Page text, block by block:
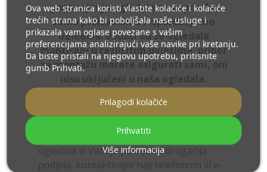
postavljanja ogledala za kupce. Mi
samo proizvodimo i isporučujemo
ogledala. Budući da se ogledala
montiraju u različitim uvjetima, pribor
za montažu morate osigurati sami, oni
da konfigurirate ogledalo i odaberete
Ukoliko niste pronašli željenu veličinu
ogledala ili Vam je potrebna drugačija
Ova web stranica koristi vlastite kolačiće i kolačiće
trećih strana kako bi poboljšala naše usluge i
prikazala vam oglase povezane s vašim
preferencijama analizirajući vaše navike pri kretanju.
Da biste pristali na njegovu upotrebu, pritisnite
gumb Prihvati.
Više informacija
Prilagodi kolačiće
Prihvatiti